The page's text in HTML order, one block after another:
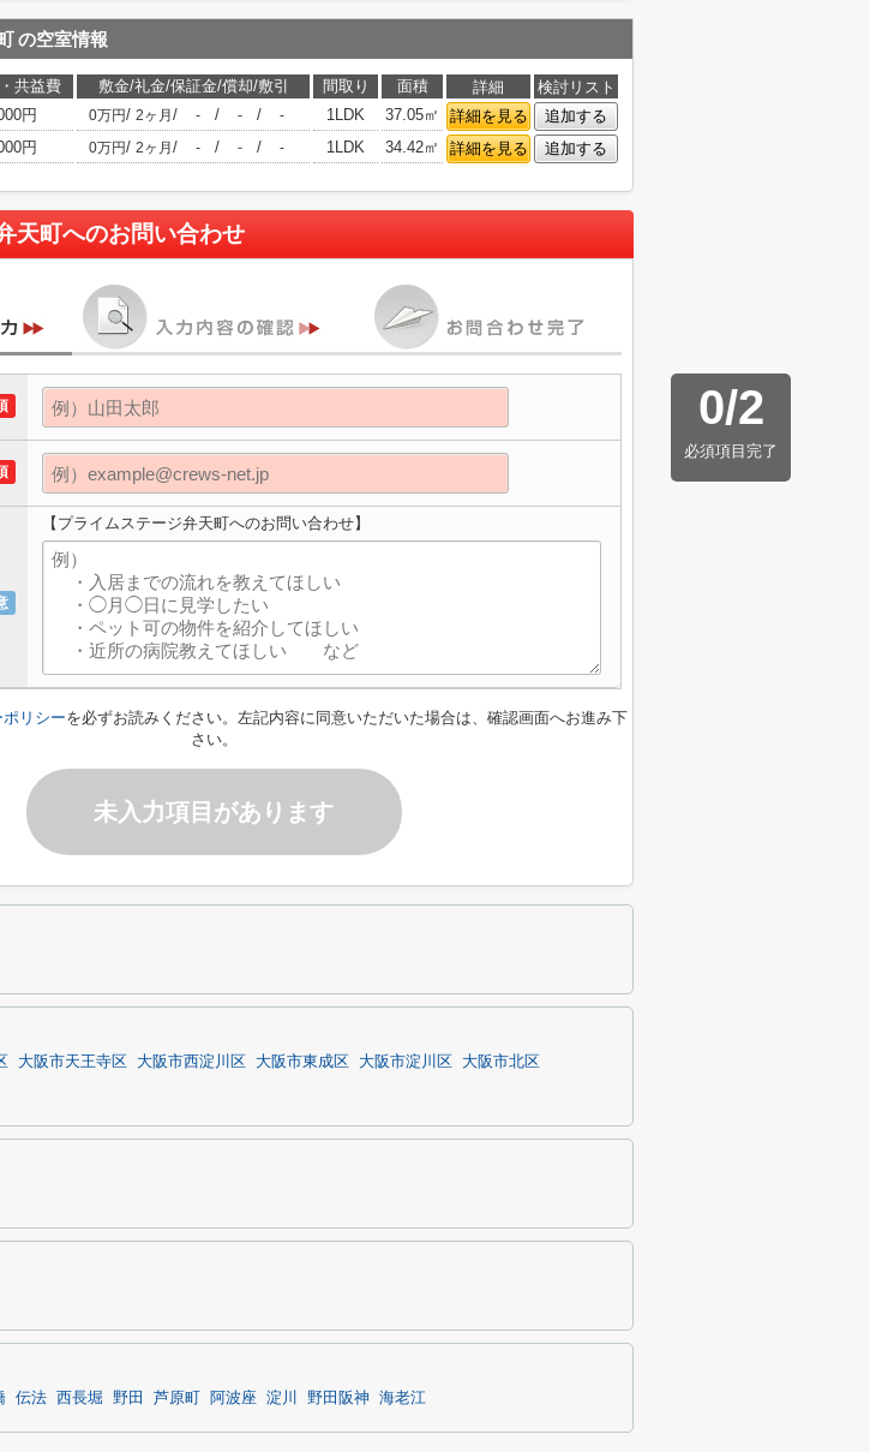
の空室情報
共益費 敷金/礼金/保証金/償却/敷引 間取り 面積 詳細
検討リスト
円 0万円/ 2ヶ月 / - / - / - 1LDK 37.05㎡ 詳細を見る
追加する
円 0万円/ 2ヶ月 / - / - / - 1LDK 34.42㎡ 詳細を見る 追加する
天町へのお問い合わせ
0/2
必須項目完了
【プライムステージ弁天町へのお問い合わせ】
リシーを必ずお読みください。左記内容に同意いただいた場合は、確認画面へお進み下
さい。
未入力項目があります
大阪市天王寺区 大阪市西淀川区 大阪市東成区 大阪市淀川区
大阪市北区
伝法 西長堀 野田 芦原町 阿波座 淀川 野田阪神 海老江